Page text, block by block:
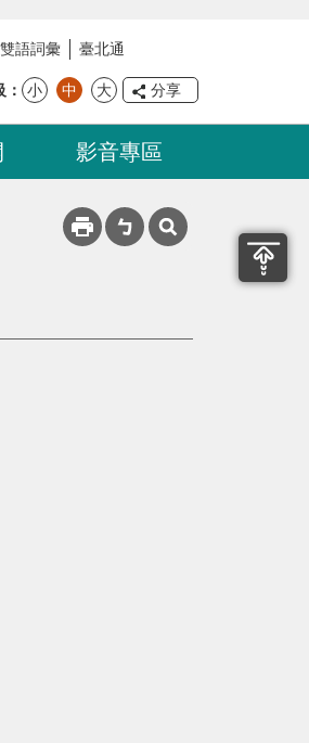
雙語詞彙 臺北通
小 中 大 分享
影音專區